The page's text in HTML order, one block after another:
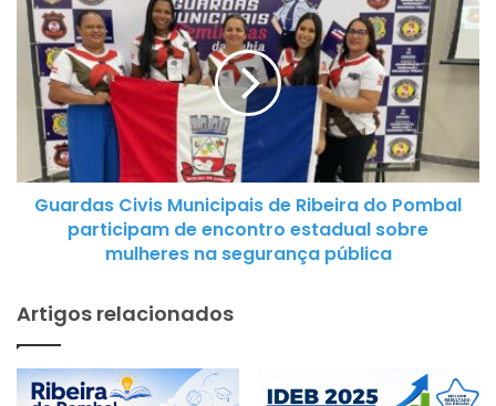
e
l
i
z
C
M
u
n
i
Guardas Civis Municipais de Ribeira do Pombal
participam de encontro estadual sobre
mulheres na segurança pública
Artigos relacionados